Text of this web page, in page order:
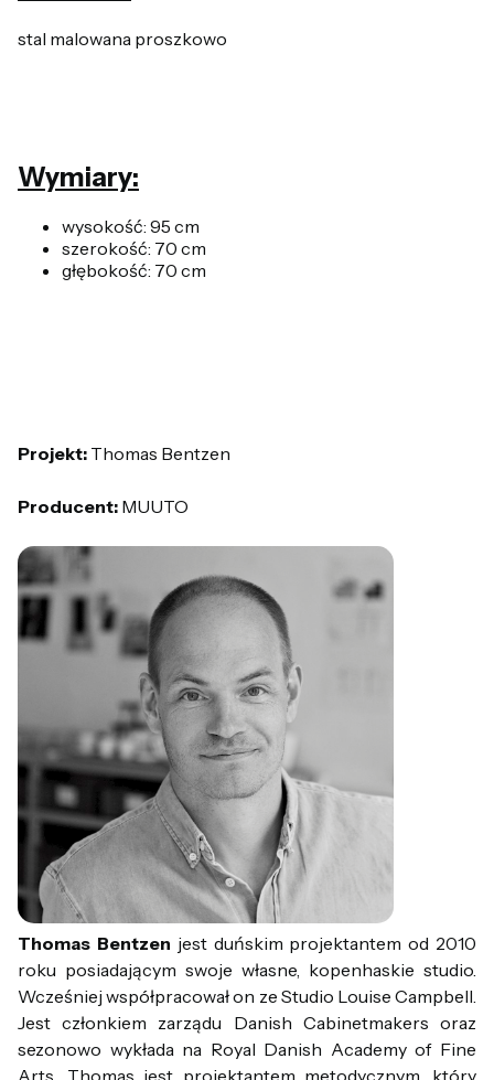
stal malowana proszkowo
Wymiary:
wysokość: 95 cm
szerokość: 70 cm
głębokość: 70 cm
Projekt: Thomas Bentzen
Producent: MUUTO
Thomas Bentzen jest duńskim projektantem od 2010
roku posiadającym swoje własne, kopenhaskie studio.
Wcześniej współpracował on ze Studio Louise Campbell.
Jest członkiem zarządu Danish Cabinetmakers oraz
sezonowo wykłada na Royal Danish Academy of Fine
Arts. Thomas jest projektantem metodycznym, który